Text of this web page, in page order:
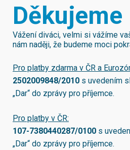
Děkujeme
Vážení diváci, velmi si vážíme
nám naději, že budeme moci
Pro platby zdarma v ČR a
2502009848/2010 s uvedením
„Dar“ do zprávy pro příjemce.
Pro platby v ČR:
107-7380440287/0100 s
„Dar“ do zprávy pro příjemce.